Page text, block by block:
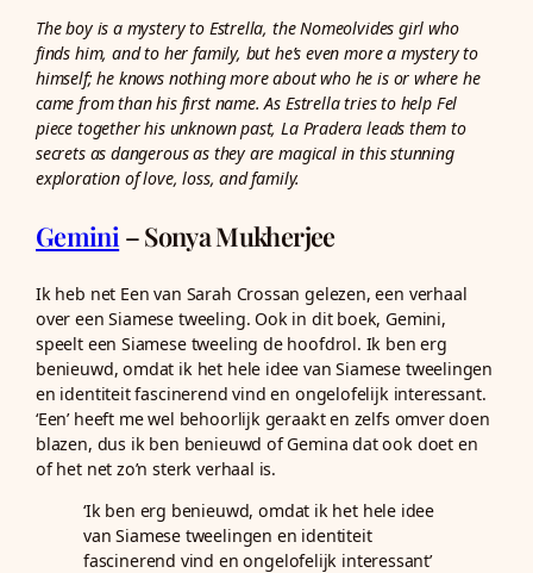
The boy is a mystery to Estrella, the Nomeolvides girl who
finds him, and to her family, but he’s even more a mystery to
himself; he knows nothing more about who he is or where he
came from than his first name. As Estrella tries to help Fel
piece together his unknown past, La Pradera leads them to
secrets as dangerous as they are magical in this stunning
exploration of love, loss, and family.
Gemini – Sonya Mukherjee
Ik heb net Een van Sarah Crossan gelezen, een verhaal
over een Siamese tweeling. Ook in dit boek, Gemini,
speelt een Siamese tweeling de hoofdrol. Ik ben erg
benieuwd, omdat ik het hele idee van Siamese tweelingen
en identiteit fascinerend vind en ongelofelijk interessant.
‘Een’ heeft me wel behoorlijk geraakt en zelfs omver doen
blazen, dus ik ben benieuwd of Gemina dat ook doet en
of het net zo’n sterk verhaal is.
‘Ik ben erg benieuwd, omdat ik het hele idee
van Siamese tweelingen en identiteit
fascinerend vind en ongelofelijk interessant’